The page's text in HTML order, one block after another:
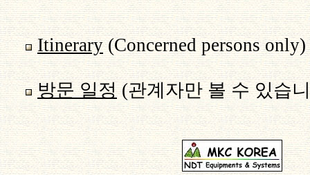
Itinerary(Concerned persons only)
방문 일정 (관계자만 볼 수 있습